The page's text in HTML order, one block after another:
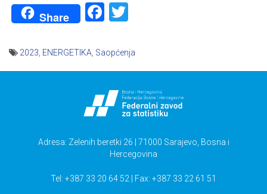
Share Facebook
2023 ENERGETIKA Saopćenja
Adresa: Zelenih beretki 26 | 71000 Sarajevo, Bosna i
Hercegovina
Tel: +387 33 20 64 52 | Fax: +387 33 22 61 51